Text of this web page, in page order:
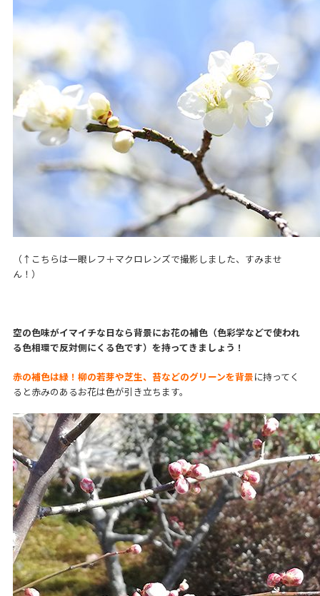
（↑こちらは一眼レフ＋マクロレンズで撮影しました、すみませ
ん！）
空の色味がイマイチな日なら背景にお花の補色（色彩学などで使われ
る色相環で反対側にくる色です）を持ってきましょう！
赤の補色は緑！柳の若芽や芝生、苔などのグリーンを背景に持ってく
ると赤みのあるお花は色が引き立ちます。